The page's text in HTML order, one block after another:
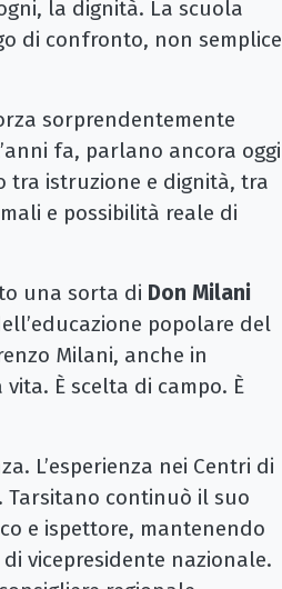
la dignità. La scuola
di confronto, non semplice
sorprendentemente
fa, parlano ancora oggi
tra istruzione e dignità, tra
e possibilità reale di
una sorta di Don Milani
popolare del
Milani, anche in
È scelta di campo. È
L’esperienza nei Centri di
Tarsitano continuò il suo
e ispettore, mantenendo
vicepresidente nazionale.